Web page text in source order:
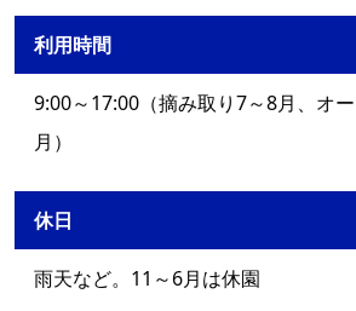
利用時間
9:00～17:00（摘み取り7～8月、オ
月）
休日
雨天など。11～6月は休園